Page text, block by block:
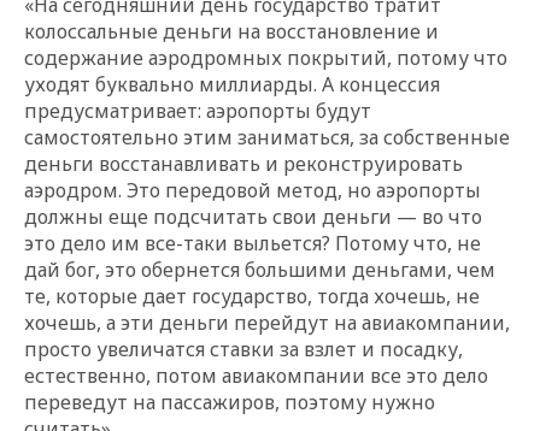
колоссальные деньги на восстановление и
содержание аэродромных покрытий, потому что
уходят буквально миллиарды. А концессия
предусматривает: аэропорты будут
самостоятельно этим заниматься, за собственные
деньги восстанавливать и реконструировать
аэродром. Это передовой метод, но аэропорты
должны еще подсчитать свои деньги — во что
это дело им все-таки выльется? Потому что, не
дай бог, это обернется большими деньгами, чем
те, которые дает государство, тогда хочешь, не
хочешь, а эти деньги перейдут на авиакомпании,
просто увеличатся ставки за взлет и посадку,
естественно, потом авиакомпании все это дело
переведут на пассажиров, поэтому нужно